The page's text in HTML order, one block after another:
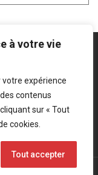
à votre vie
votre expérience
contenus
sur « Tout
cookies.
Tout accepter